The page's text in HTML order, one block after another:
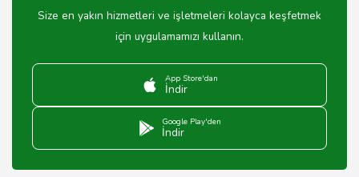
Size en yakın hizmetleri ve işletmeleri kolayca keşfetmek
için uygulamamızı kullanın.
App Store'dan
İndir
Google Play'den
İndir